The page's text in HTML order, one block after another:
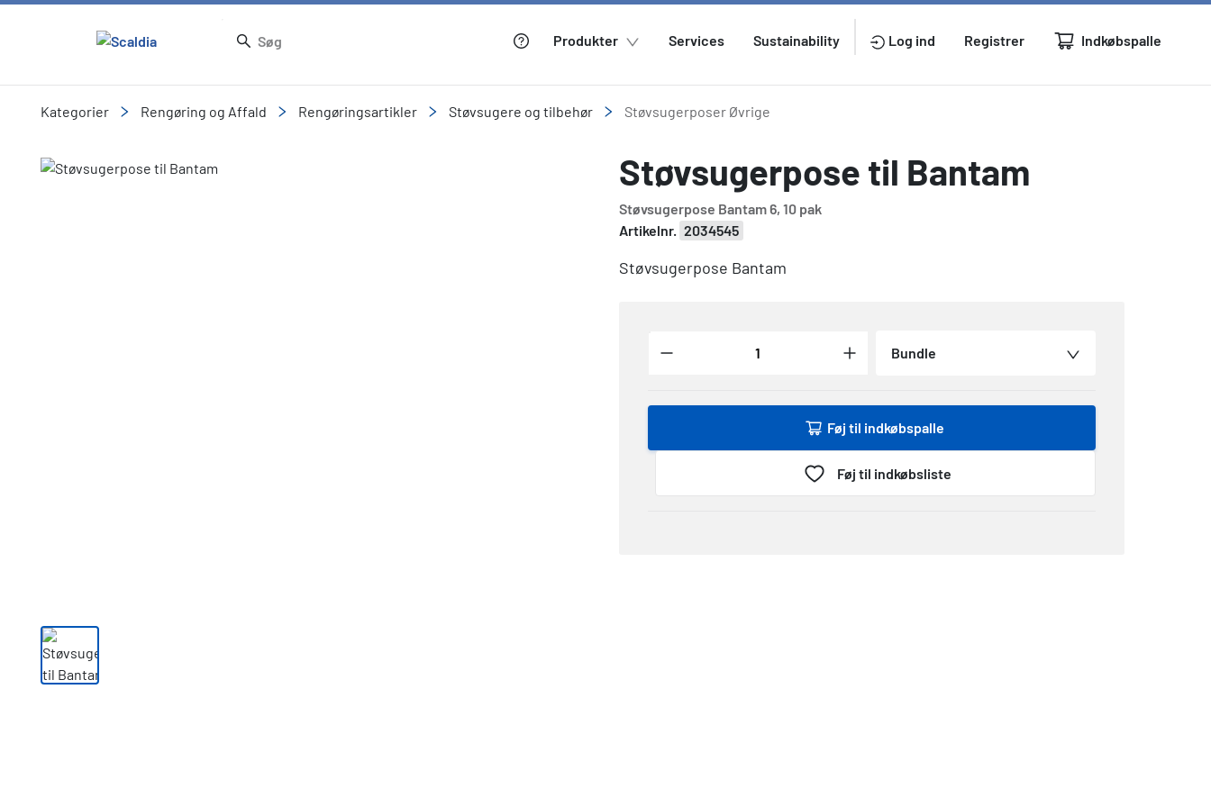
Produkter Services Sustainability Log ind Registrer Indkøbspalle
Kategorier Rengøring og Affald Rengøringsartikler Støvsugere og tilbehør Støvsugerposer Øvrige
Slide 1 of 1 Støvsugerpose til Bantam
Støvsugerpose Bantam 6, 10 pak
Artikelnr. 2034545
Støvsugerpose Bantam
Bundle
Føj til indkøbspalle
Føj til indkøbsliste